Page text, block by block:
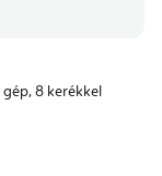
8 kerékkel